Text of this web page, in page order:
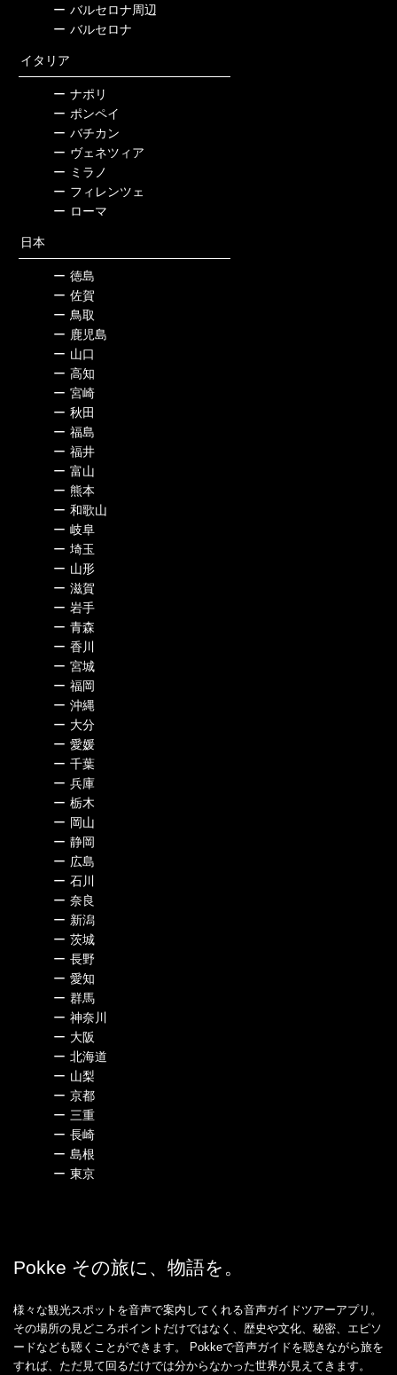
ー バルセロナ周辺
ー バルセロナ
イタリア
ー ナポリ
ー ポンペイ
ー バチカン
ー ヴェネツィア
ー ミラノ
ー フィレンツェ
ー ローマ
日本
ー 徳島
ー 佐賀
ー 鳥取
ー 鹿児島
ー 山口
ー 高知
ー 宮崎
ー 秋田
ー 福島
ー 福井
ー 富山
ー 熊本
ー 和歌山
ー 岐阜
ー 埼玉
ー 山形
ー 滋賀
ー 岩手
ー 青森
ー 香川
ー 宮城
ー 福岡
ー 沖縄
ー 大分
ー 愛媛
ー 千葉
ー 兵庫
ー 栃木
ー 岡山
ー 静岡
ー 広島
ー 石川
ー 奈良
ー 新潟
ー 茨城
ー 長野
ー 愛知
ー 群馬
ー 神奈川
ー 大阪
ー 北海道
ー 山梨
ー 京都
ー 三重
ー 長崎
ー 島根
ー 東京
Pokke その旅に、物語を。
様々な観光スポットを音声で案内してくれる音声ガイドツアーアプリ。
その場所の見どころポイントだけではなく、歴史や文化、秘密、エピソ
ードなども聴くことができます。 Pokkeで音声ガイドを聴きながら旅を
すれば、ただ見て回るだけでは分からなかった世界が見えてきます。